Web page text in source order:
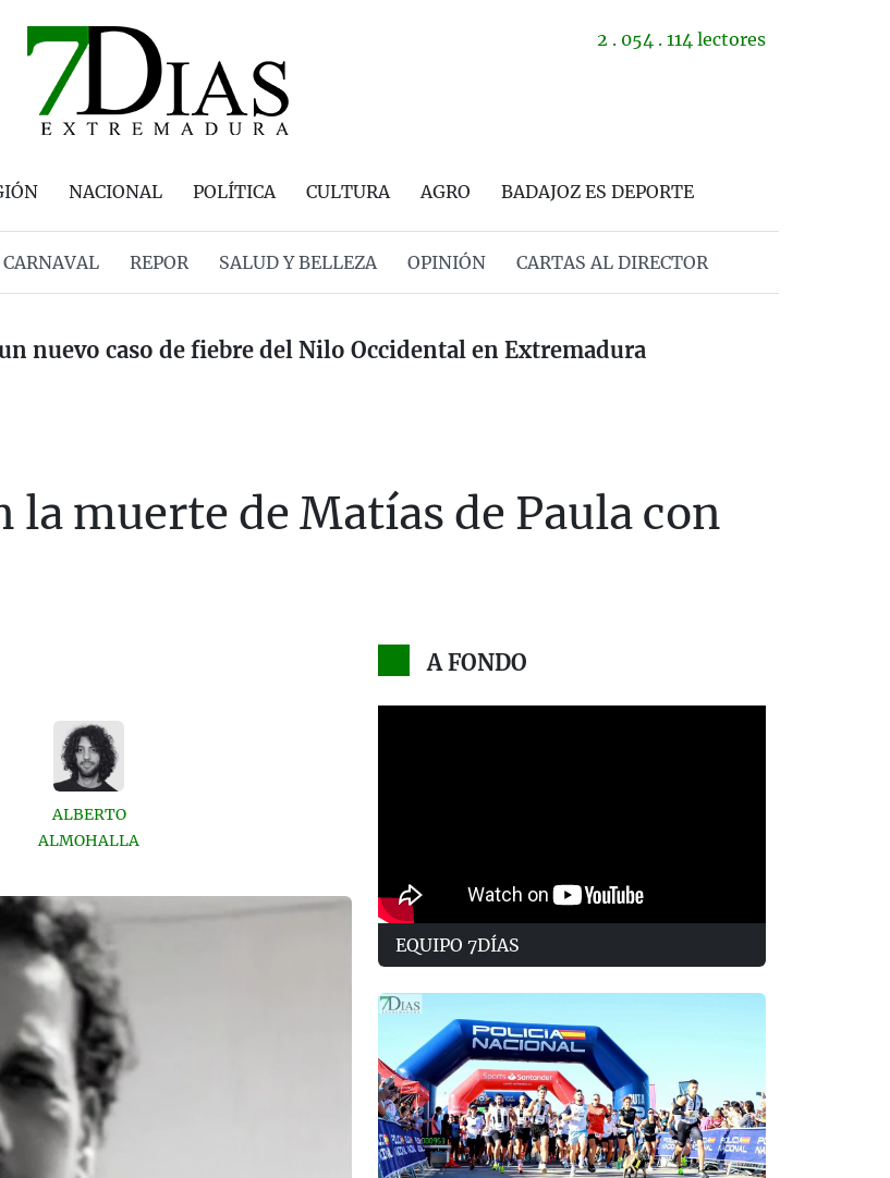
2 . 054 . 114 lectores
NACIONAL POLÍTICA CULTURA AGRO BADAJOZ ES DEPORTE
CARNAVAL REPOR SALUD Y BELLEZA OPINIÓN CARTAS AL DIRECTOR
nuevo caso de fiebre del Nilo Occidental en Extremadura
muerte de Matías de Paula con
ALBERTO
ALMOHALLA
A FONDO
EQUIPO 7DÍAS